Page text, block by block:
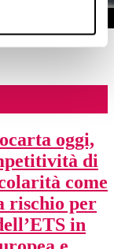
oggi,
di
come
rischio per
in